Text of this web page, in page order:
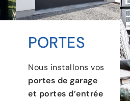
PORTES
Nous installons vos
portes de garage
et portes d’entrée